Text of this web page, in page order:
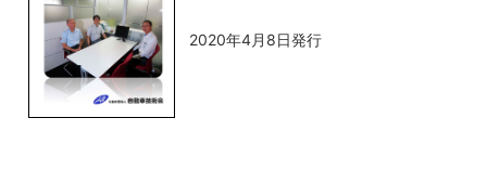
2020年4月8日発行